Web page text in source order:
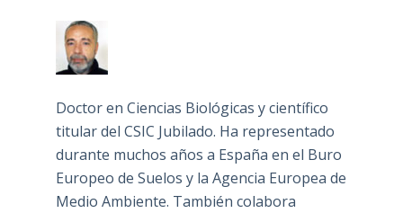
Doctor en Ciencias Biológicas y científico
titular del CSIC Jubilado. Ha representado
durante muchos años a España en el Buro
Europeo de Suelos y la Agencia Europea de
Medio Ambiente. También colabora